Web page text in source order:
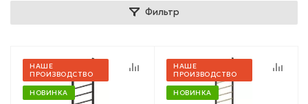
Фильтр
НАШЕ
ПРОИЗВОДСТВО
НОВИНКА
НАШЕ
ПРОИЗВОДСТВО
НОВИНКА